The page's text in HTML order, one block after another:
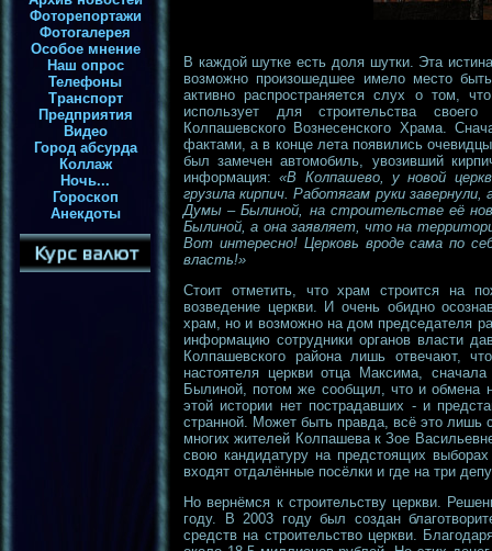
Фоторепортажи
Фотогалерея
Особое мнение
Наш опрос
Телефоны
Транспорт
Предприятия
Видео
Город абсурда
Коллаж
Ночь...
Гороскоп
Анекдоты
В каждой шутке есть доля шутки. Эта
возможно произошедшее имело место
активно распространяется слух о том,
использует для строительства
Колпашевского Вознесенского Храма.
фактами, а в конце лета появились
был замечен автомобиль, увозивший
информация:«В Колпашево, у новой
грузила кирпич. Работягам руки
Думы – Былиной, на строительстве её
Былиной, а она заявляет, что на
Вот интересно! Церковь вроде сама по
власть!»
Стоит отметить, что храм строится на
возведение церкви. И очень обидно
храм, но и возможно на дом председателя
информацию сотрудники органов власти
Колпашевского района лишь отвечают,
настоятеля церкви отца Максима,
Былиной, потом же сообщил, что и обмена
этой истории нет пострадавших - и
странной. Может быть правда, всё это лишь
многих жителей Колпашева к Зое
свою кандидатуру на предстоящих
входят отдалённые посёлки и где на три
Но вернёмся к строительству церкви.
году. В 2003 году был создан
средств на строительство церкви.